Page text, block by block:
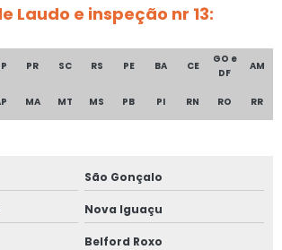
elétricos em ms
linha de vida
linha de vida em ms
nr 12
de prontuário nr 13
nr 12
Laudo e inspeção nr 13:
PR SC RS PE BA CE
GO e
DF
AM
MA MT MS PB PI RN RO RR
São Gonçalo
Nova Iguaçu
Belford Roxo